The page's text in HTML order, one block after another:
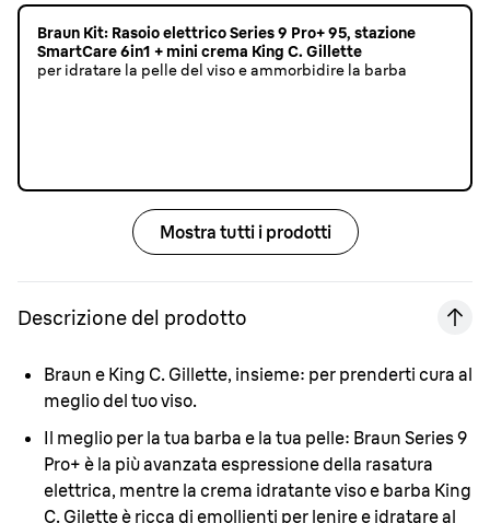
Braun Kit: Rasoio elettrico Series 9 Pro+ 95, stazione
SmartCare 6in1 + mini crema King C. Gillette
per idratare la pelle del viso e ammorbidire la barba
Mostra tutti i prodotti
Descrizione del prodotto
Braun e King C. Gillette, insieme: per prenderti cura al
meglio del tuo viso.
Il meglio per la tua barba e la tua pelle: Braun Series 9
Pro+ è la più avanzata espressione della rasatura
elettrica, mentre la crema idratante viso e barba King
C. Gilette è ricca di emollienti per lenire e idratare al